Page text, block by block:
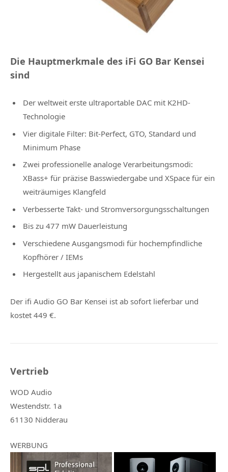
Die Hauptmerkmale des iFi GO Bar Kensei
sind
Der weltweit erste ultraportable DAC mit K2HD-
Technologie
Vier digitale Filter: Bit-Perfect, GTO, Standard und
Minimum Phase
Zwei professionelle analoge Verarbeitungsmodi:
XBass+ für präzise Basswiedergabe und XSpace für ein
weiträumiges Klangfeld
Verbesserte Takt- und Stromversorgungsschaltungen
Bis zu 477 mW Dauerleistung
Verschiedene Ausgangsmodi für hochempfindliche
Kopfhörer / IEMs
Hergestellt aus japanischem Edelstahl
Der ifi Audio GO Bar Kensei ist ab sofort lieferbar und
kostet 449 €.
Vertrieb
WOD Audio
Westendstr. 1a
61130 Nidderau
WERBUNG